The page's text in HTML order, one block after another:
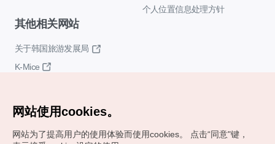
个人位置信息处理方针
其他相关网站
关于韩国旅游发展局
K-Mice
网站使用cookies。
网站为了提高用户的使用体验而使用cookies。
点击“同意"键，